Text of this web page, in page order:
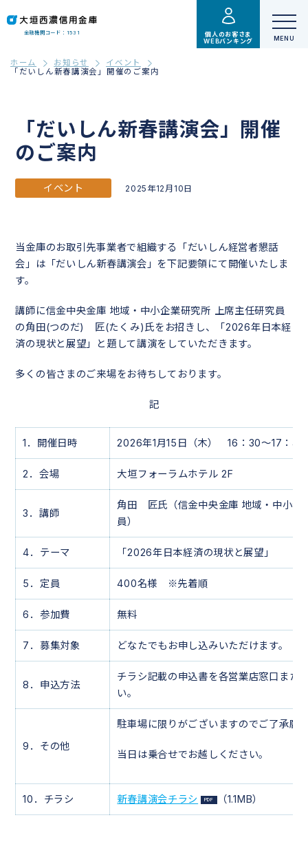
金融機関コード：1531
個人のお客さま
WEBバンキング
ホーム お知らせ
イベント
「だいしん新春講演会」開催のご案内
「だいしん新春講演会」開催
のご案内
イベント 2025年12月10日
当金庫のお取引先事業者で組織する「だいしん経営者懇話
会」は「だいしん新春講演会」を下記要領にて開催いたしま
す。
講師に信金中央金庫 地域・中小企業研究所 上席主任研究員
の角田(つのだ) 匠(たくみ)氏をお招きし、 「2026年日本経
済の現状と展望」と題して講演をしていただきます。
多くの皆さまのご来場をお待ちしております。
記
1．開催日時 2026年1月15日（木） 16：30～17：45
2．会場 大垣フォーラムホテル 2F
3．講師
角田 匠氏（信金中央金庫 地域・中小企
員）
4．テーマ 「2026年日本経済の現状と展望」
5．定員 400名様 ※先着順
6．参加費 無料
7．募集対象 どなたでもお申し込みいただけます。
8．申込方法
チラシ記載の申込書を各営業店窓口また
い。
9．その他
駐車場に限りがございますのでご了承願
当日は乗合せでお越しください。
10．チラシ 新春講演会チラシ （1.1MB）